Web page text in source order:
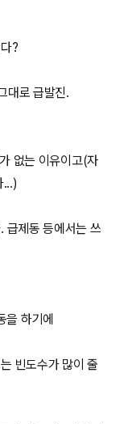
?
대로 급발진.
없는 이유이고(자
...)
급제동 등에서는 쓰
을 하기에
빈도수가 많이 줄